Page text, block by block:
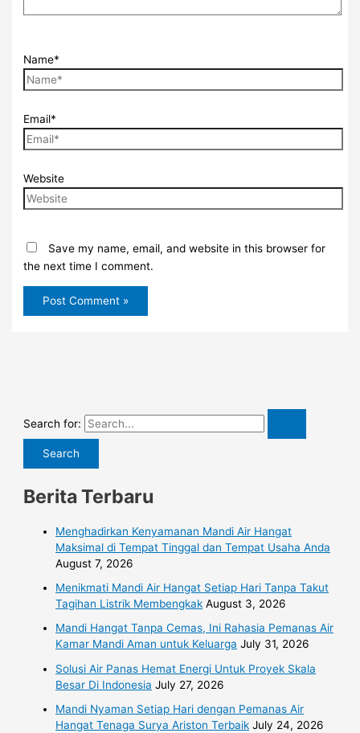
Name*
Email*
Website
Save my name, email, and website in this browser for
the next time I comment.
Search for:
Berita Terbaru
Menghadirkan Kenyamanan Mandi Air Hangat
Maksimal di Tempat Tinggal dan Tempat Usaha Anda
August 7, 2026
Menikmati Mandi Air Hangat Setiap Hari Tanpa Takut
Tagihan Listrik Membengkak August 3, 2026
Mandi Hangat Tanpa Cemas, Ini Rahasia Pemanas Air
Kamar Mandi Aman untuk Keluarga July 31, 2026
Solusi Air Panas Hemat Energi Untuk Proyek Skala
Besar Di Indonesia July 27, 2026
Mandi Nyaman Setiap Hari dengan Pemanas Air
Hangat Tenaga Surya Ariston Terbaik July 24, 2026